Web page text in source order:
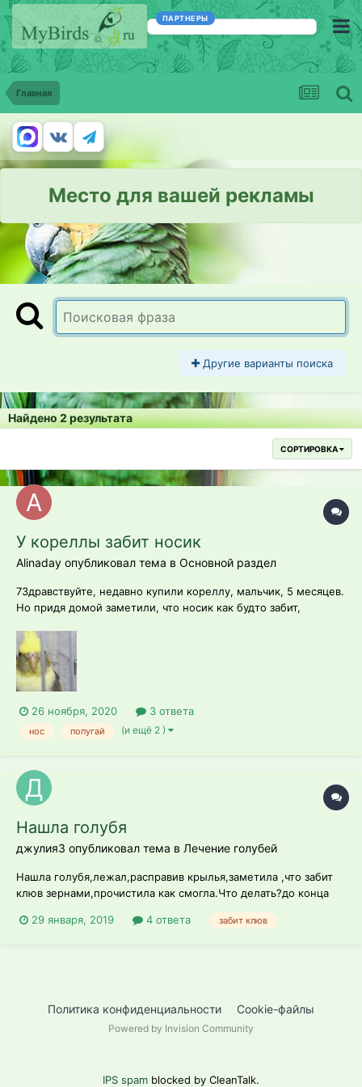
ПАРТНЕРЫ
Главная
Место для вашей рекламы
Другие варианты поиска
Найдено 2 результата
СОРТИРОВКА
У кореллы забит носик
Alinaday опубликовал тема в Основной раздел
7Здравствуйте, недавно купили кореллу, мальчик, 5 месяцев.
Но придя домой заметили, что носик как будто забит,
26 ноября, 2020 3 ответа
нос попугай (и ещё 2 )
Нашла голубя
джулия3 опубликовал тема в Лечение голубей
Нашла голубя,лежал,расправив крылья,заметила ,что забит
клюв зернами,прочистила как смогла.Что делать?до конца
29 января, 2019
4 ответа забит клюв
Политика конфиденциальности Cookie-файлы
Powered by Invision Community
IPS spam blocked by CleanTalk.